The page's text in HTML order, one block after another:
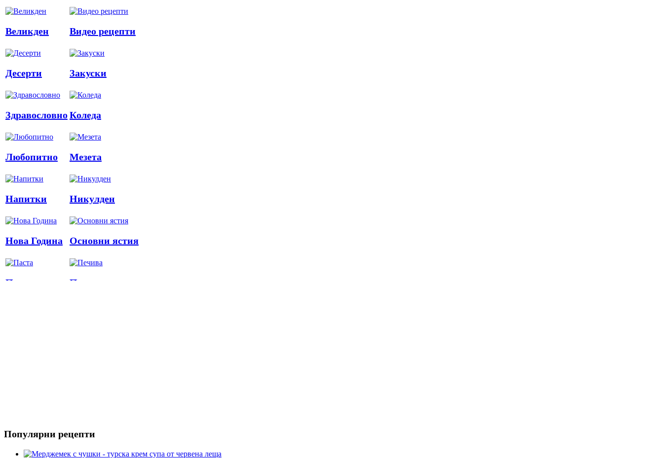
Великден Видео рецепти
Десерти Закуски
ЗдравословноКоледа
Любопитно Мезета
Напитки Никулден
Нова Година Основни ястия
Паста Печива
Популярни рецепти